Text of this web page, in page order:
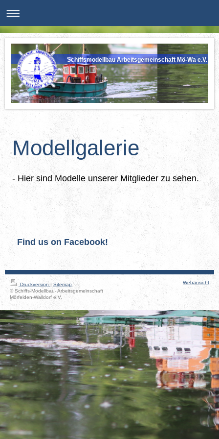
Schiffsmodellbau Arbeitsgemeinschaft Mö-Wa e.V.
Modellgalerie
- Hier sind Modelle unserer Mitglieder zu sehen.
Find us on Facebook!
Druckversion
Sitemap
© Schiffs-Modellbau- Arbeitsgemeinschaft
Mörfelden-Walldorf e.V.
Webansicht